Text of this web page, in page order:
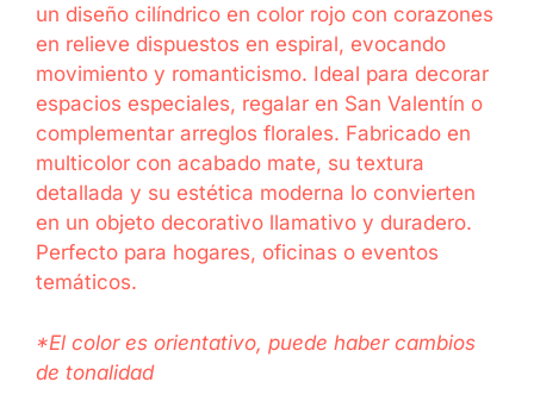
un diseño cilíndrico en color rojo con corazones
en relieve dispuestos en espiral, evocando
movimiento y romanticismo. Ideal para decorar
espacios especiales, regalar en San Valentín o
complementar arreglos florales. Fabricado en
multicolor con acabado mate, su textura
detallada y su estética moderna lo convierten
en un objeto decorativo llamativo y duradero.
Perfecto para hogares, oficinas o eventos
temáticos.
*El color es orientativo, puede haber cambios
de tonalidad